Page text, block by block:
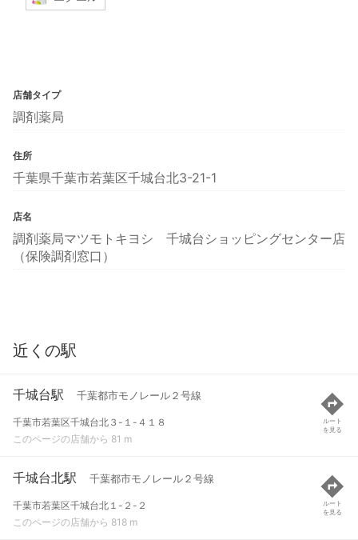
店舗タイプ
調剤薬局
住所
千葉県千葉市若葉区千城台北3-21-1
店名
調剤薬局マツモトキヨシ 千城台ショッピングセンター店
（保険調剤窓口）
近くの駅
千城台駅 千葉都市モノレール２号線
千葉市若葉区千城台北３-１-４１８
このページの店舗から 81 m
ルート
を見る
千城台北駅 千葉都市モノレール２号線
千葉市若葉区千城台北１-２-２
このページの店舗から 818 m
ルート
を見る